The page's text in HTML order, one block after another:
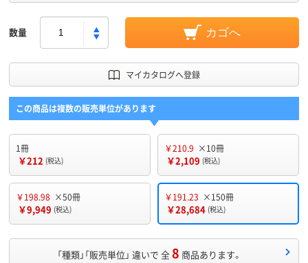
数量 カゴへ
マイカタログへ登録
この商品は複数の販売単位があります
1冊
￥212 (税込)
￥210.9 ×10冊
￥2,109 (税込)
￥198.98 ×50冊
￥9,949 (税込)
￥191.23 ×150冊
￥28,684 (税込)
「種類」「販売単位」 違いで 全8 商品あります。